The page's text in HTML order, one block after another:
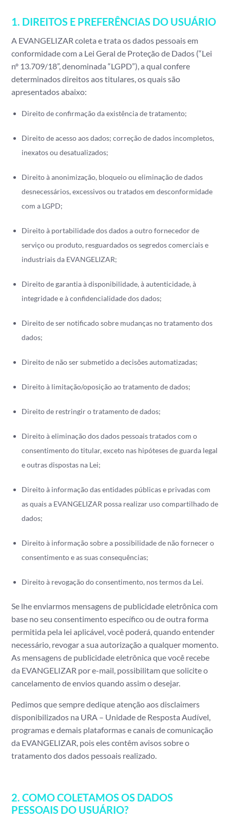
1. DIREITOS E PREFERÊNCIAS DO USUÁRIO
A EVANGELIZAR coleta e trata os dados pessoais em
conformidade com a Lei Geral de Proteção de Dados (“Lei
nº 13.709/18”, denominada “LGPD”), a qual confere
determinados direitos aos titulares, os quais são
apresentados abaixo:
Direito de confirmação da existência de tratamento;
Direito de acesso aos dados; correção de dados incompletos,
inexatos ou desatualizados;
Direito à anonimização, bloqueio ou eliminação de dados
desnecessários, excessivos ou tratados em desconformidade
com a LGPD;
Direito à portabilidade dos dados a outro fornecedor de
serviço ou produto, resguardados os segredos comerciais e
industriais da EVANGELIZAR;
Direito de garantia à disponibilidade, à autenticidade, à
integridade e à confidencialidade dos dados;
Direito de ser notificado sobre mudanças no tratamento dos
dados;
Direito de não ser submetido a decisões automatizadas;
Direito à limitação/oposição ao tratamento de dados;
Direito de restringir o tratamento de dados;
Direito à eliminação dos dados pessoais tratados com o
consentimento do titular, exceto nas hipóteses de guarda legal
e outras dispostas na Lei;
Direito à informação das entidades públicas e privadas com
as quais a EVANGELIZAR possa realizar uso compartilhado de
dados;
Direito à informação sobre a possibilidade de não fornecer o
consentimento e as suas consequências;
Direito à revogação do consentimento, nos termos da Lei.
Se lhe enviarmos mensagens de publicidade eletrônica com
base no seu consentimento específico ou de outra forma
permitida pela lei aplicável, você poderá, quando entender
necessário, revogar a sua autorização a qualquer momento.
As mensagens de publicidade eletrônica que você recebe
da EVANGELIZAR por e-mail, possibilitam que solicite o
cancelamento de envios quando assim o desejar.
Pedimos que sempre dedique atenção aosdisclaimers
disponibilizados na URA – Unidade de Resposta Audível,
programas e demais plataformas e canais de comunicação
da EVANGELIZAR, pois eles contêm avisos sobre o
tratamento dos dados pessoais realizado.
2. COMO COLETAMOS OS DADOS
PESSOAIS DO USUÁRIO?